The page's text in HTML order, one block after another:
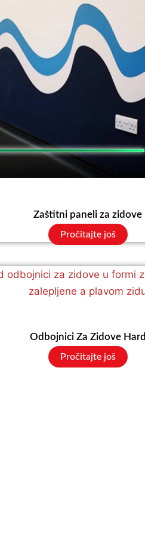
Zaštitni paneli za zidove
Pročitajte još
Odbojnici Za Zidove Hard
Pročitajte još